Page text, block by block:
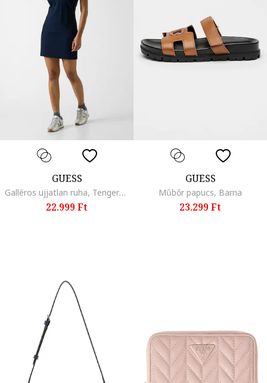
GUESS
Galléros ujjatlan ruha, Tengerészkék
22.999 Ft
GUESS
Műbőr papucs, Barna
23.299 Ft